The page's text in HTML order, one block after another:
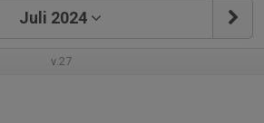
Juli 2024
v.27